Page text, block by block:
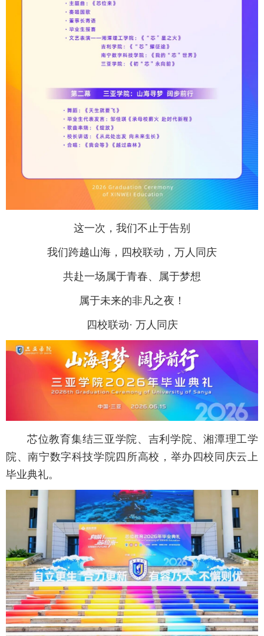
这一次，我们不止于告别
我们跨越山海，四校联动，万人同庆
共赴一场属于青春、属于梦想
属于未来的非凡之夜！
四校联动· 万人同庆
芯位教育集结三亚学院、吉利学院、湘潭理工学
院、南宁数字科技学院四所高校，举办四校同庆云上
毕业典礼。